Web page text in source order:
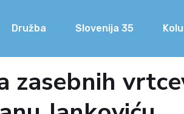
Družba Slovenija 35
zasebnih